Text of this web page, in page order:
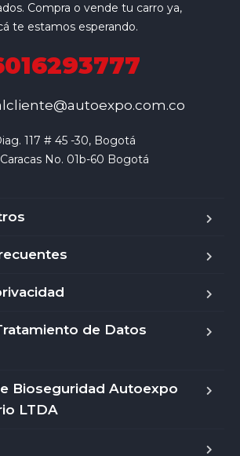
Compra o vende tu carro ya,
te estamos esperando.
117 # 45 -30, Bogotá
No. 01b-60 Bogotá
de Datos
Bioseguridad Autoexpo
LTDA